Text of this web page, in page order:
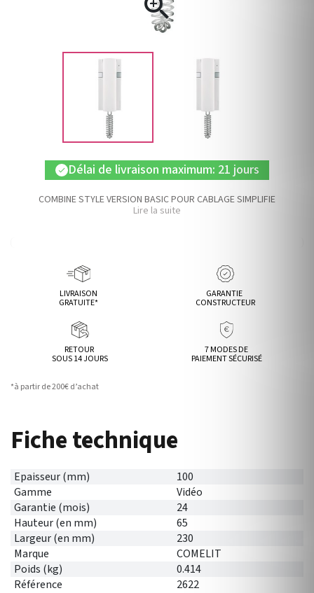

check Délai de livraison maximum: 21 jours
COMBINE STYLE VERSION BASIC POUR CABLAGE SIMPLIFIE
Lire la suite
LIVRAISON
GRATUITE*
GARANTIE
CONSTRUCTEUR
RETOUR
SOUS 14 JOURS
7 MODES DE
PAIEMENT SÉCURISÉ
*à partir de 200€ d’achat
Fiche technique
Epaisseur (mm)
100
Gamme
Vidéo
Garantie (mois)
24
Hauteur (en mm)
65
Largeur (en mm)
230
Marque
COMELIT
Poids (kg)
0.414
Référence
2622